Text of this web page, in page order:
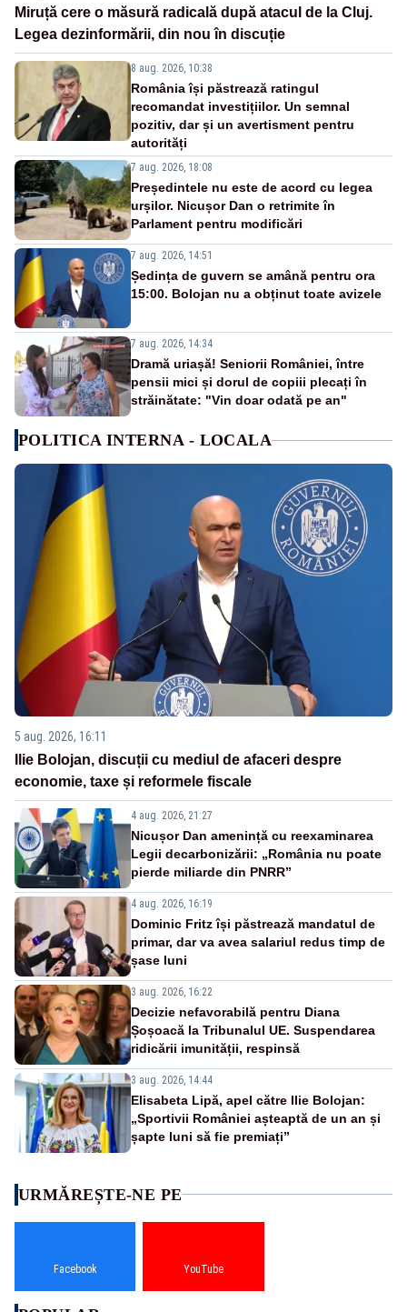
Miruță cere o măsură radicală după atacul de la Cluj.
Legea dezinformării, din nou în discuție
8 aug. 2026, 10:38
România își păstrează ratingul
recomandat investițiilor. Un semnal
pozitiv, dar și un avertisment pentru
autorități
7 aug. 2026, 18:08
Președintele nu este de acord cu legea
urșilor. Nicușor Dan o retrimite în
Parlament pentru modificări
7 aug. 2026, 14:51
Ședința de guvern se amână pentru ora
15:00. Bolojan nu a obținut toate avizele
7 aug. 2026, 14:34
Dramă uriașă! Seniorii României, între
pensii mici și dorul de copiii plecați în
străinătate: "Vin doar odată pe an"
POLITICA INTERNA - LOCALA
5 aug. 2026, 16:11
Ilie Bolojan, discuții cu mediul de afaceri despre
economie, taxe și reformele fiscale
4 aug. 2026, 21:27
Nicușor Dan amenință cu reexaminarea
Legii decarbonizării: „România nu poate
pierde miliarde din PNRR”
4 aug. 2026, 16:19
Dominic Fritz își păstrează mandatul de
primar, dar va avea salariul redus timp de
șase luni
3 aug. 2026, 16:22
Decizie nefavorabilă pentru Diana
Șoșoacă la Tribunalul UE. Suspendarea
ridicării imunității, respinsă
3 aug. 2026, 14:44
Elisabeta Lipă, apel către Ilie Bolojan:
„Sportivii României așteaptă de un an și
șapte luni să fie premiați”
URMĂREȘTE-NE PE
Facebook YouTube